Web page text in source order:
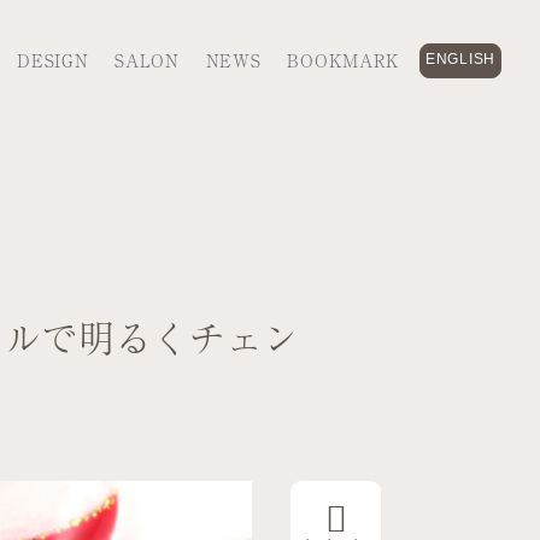
DESIGN SALON NEWS BOOKMARK ENGLISH
で明るくチェン